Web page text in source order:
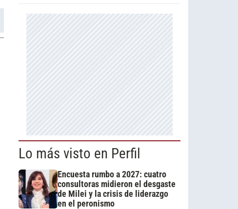
Lo más visto en Perfil
Encuesta rumbo a 2027: cuatro
consultoras midieron el desgaste
de Milei y la crisis de liderazgo
en el peronismo